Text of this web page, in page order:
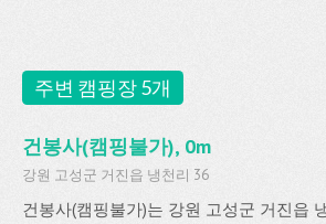
주변 캠핑장 5개
건봉사(캠핑불가), 0m
강원 고성군 거진읍 냉천리 36
건봉사(캠핑불가)는 강원 고성군 거진읍